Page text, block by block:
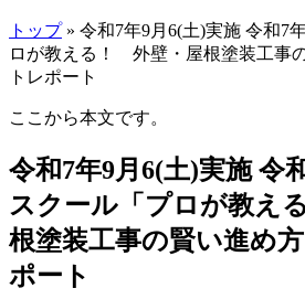
トップ» 令和7年9月6(土)実施 令和7
ロが教える！ 外壁・屋根塗装工事
トレポート
ここから本文です。
令和7年9月6(土)実施 令
スクール「プロが教え
根塗装工事の賢い進め
ポート